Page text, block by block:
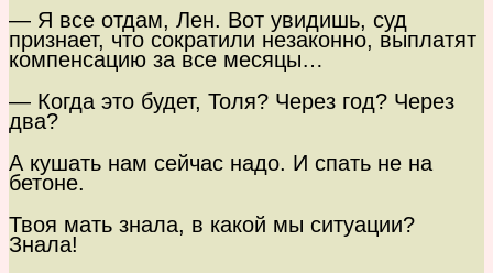
— Я все отдам, Лен. Вот увидишь, суд
признает, что сократили незаконно, выплатят
компенсацию за все месяцы…
— Когда это будет, Толя? Через год? Через
два?
А кушать нам сейчас надо. И спать не на
бетоне.
Твоя мать знала, в какой мы ситуации?
Знала!